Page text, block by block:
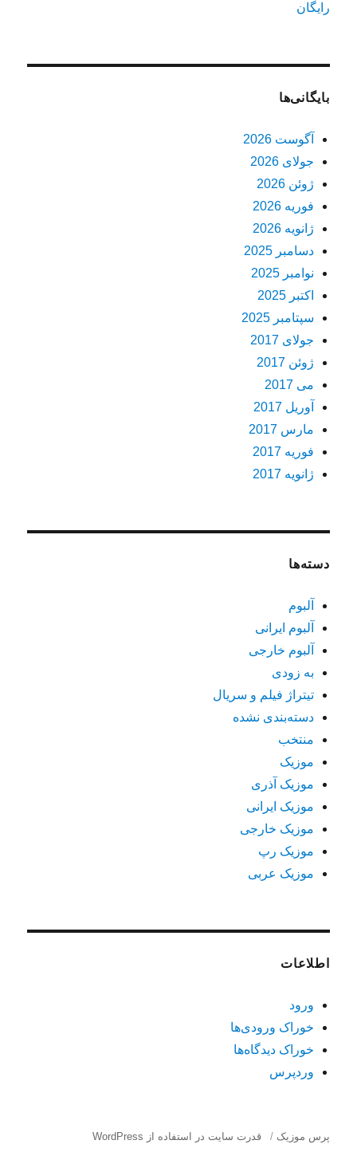
رایگان
بایگانی‌ها
آگوست 2026
جولای 2026
ژوئن 2026
فوریه 2026
ژانویه 2026
دسامبر 2025
نوامبر 2025
اکتبر 2025
سپتامبر 2025
جولای 2017
ژوئن 2017
می 2017
آوریل 2017
مارس 2017
فوریه 2017
ژانویه 2017
دسته‌ها
آلبوم
آلبوم ایرانی
آلبوم خارجی
به زودی
تیتراژ فیلم و سریال
دسته‌بندی نشده
منتخب
موزیک
موزیک آذری
موزیک ایرانی
موزیک خارجی
موزیک رپ
موزیک عربی
اطلاعات
ورود
خوراک ورودی‌ها
خوراک دیدگاه‌ها
وردپرس
پرس موزیک قدرت سایت در استفاده از WordPress